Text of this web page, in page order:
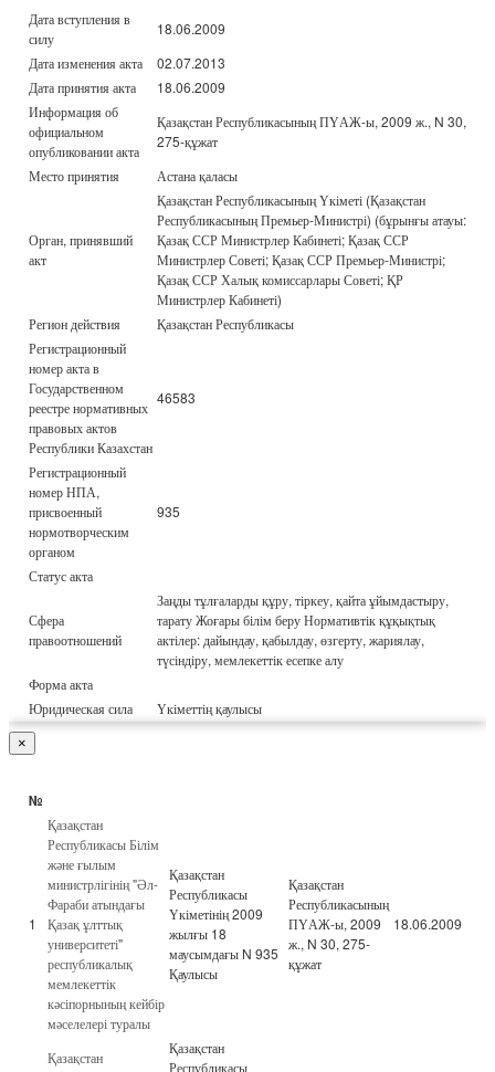
Дата вступления в
силу
18.06.2009
Дата изменения акта
02.07.2013
Дата принятия акта
18.06.2009
Информация об
официальном
опубликовании акта
Қазақстан Республикасының ПҮАЖ-ы, 2009 ж., N 30,
275-құжат
Место принятия
Астана қаласы
Орган, принявший
акт
Қазақстан Республикасының Үкіметі (Қазақстан
Республикасының Премьер-Министрі) (бұрынғы атауы:
Қазақ ССР Министрлер Кабинеті; Қазақ ССР
Министрлер Советі; Қазақ ССР Премьер-Министрі;
Қазақ ССР Халық комиссарлары Советі; ҚР
Министрлер Кабинеті)
Регион действия
Қазақстан Республикасы
Регистрационный
номер акта в
Государственном
реестре нормативных
правовых актов
Республики Казахстан
46583
Регистрационный
номер НПА,
присвоенный
нормотворческим
органом
935
Статус акта
Сфера
правоотношений
Заңды тұлғаларды құру, тіркеу, қайта ұйымдастыру,
тарату Жоғары білім беру Нормативтік құқықтық
актілер: дайындау, қабылдау, өзгерту, жариялау,
түсіндіру, мемлекеттік есепке алу
Форма акта
Юридическая сила
Үкіметтің қаулысы
×
№
1
Қазақстан
Республикасы Білім
және ғылым
министрлігінің "Әл-
Фараби атындағы
Қазақ ұлттық
университеті"
республикалық
мемлекеттік
кәсіпорнының кейбір
мәселелері туралы
Қазақстан
Республикасы
Үкіметінің 2009
жылғы 18
маусымдағы N 935
Қаулысы
Қазақстан
Республикасының
ПҮАЖ-ы, 2009
ж., N 30, 275-
құжат
18.06.2009
Қазақстан
Қазақстан
Республикасы